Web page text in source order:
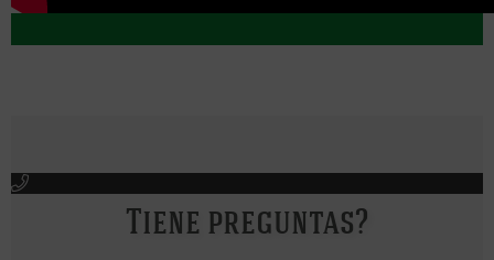
Tiene preguntas?